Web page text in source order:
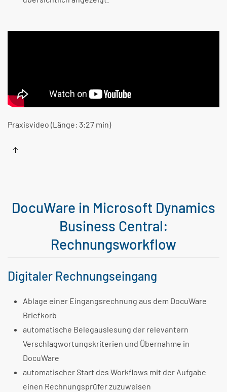
Praxisvideo (Länge: 3:27 min)
DocuWare in Microsoft Dynamics
Business Central:
Rechnungsworkflow
Digitaler Rechnungseingang
Ablage einer Eingangsrechnung aus dem DocuWare
Briefkorb
automatische Belegauslesung der relevantern
Verschlagwortungskriterien und Übernahme in
DocuWare
automatischer Start des Workflows mit der Aufgabe
einen Rechnungsprüfer zuzuweisen